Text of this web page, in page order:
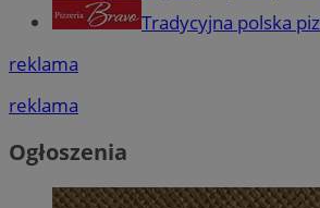
Tradycyjna polska
reklama
reklama
Ogłoszenia